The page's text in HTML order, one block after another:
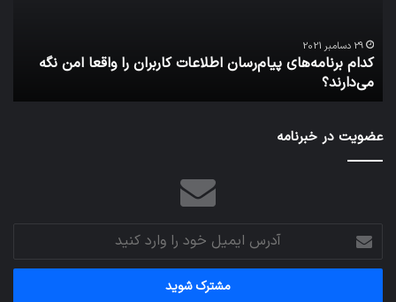
امن
نگه
می‌دارند؟
29 دسامبر 2021
کدام برنامه‌های پیام‌رسان اطلاعات کاربران را واقعا امن نگه
می‌دارند؟
عضویت در خبرنامه
آدرس
ایمیل
خود